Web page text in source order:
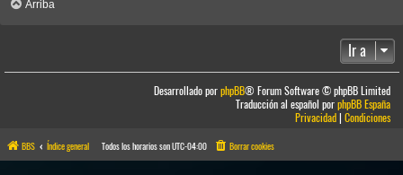
Arriba
Ir a
Desarrollado porphpBB® Forum Software © phpBB Limited
Traducción al español porphpBB España
Privacidad|Condiciones
BBS Índice general Todos los horarios sonUTC-04:00 Borrar cookies